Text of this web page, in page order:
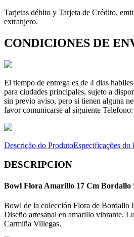
Tarjetas débito y Tarjeta de Crédito,
extranjero.
CONDICIONES DE
El tiempo de entrega es de 4 dias
para ciudades principales, sujeto a
sin previo aviso, pero si tienen alguna
favor comunicarse al siguiente
Descrição do ProdutoEspecificações do
DESCRIPCION
Bowl Flora Amarillo 17 Cm Bordallo
Bowl de la colección Flora de Bordallo
Diseño artesanal en amarillo vibrante.
Carmiña Villegas.